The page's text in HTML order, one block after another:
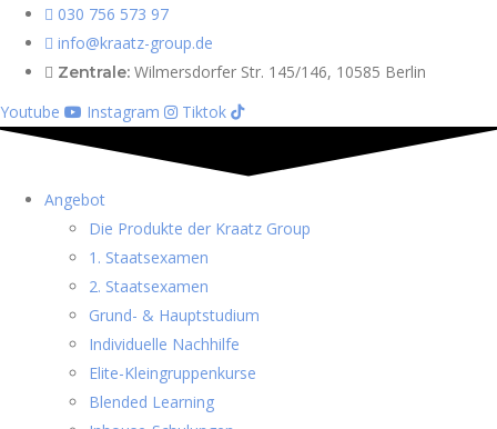
030 756 573 97
info@kraatz-group.de
Zentrale: Wilmersdorfer Str. 145/146, 10585 Berlin
Youtube
Instagram Tiktok
Angebot
Die Produkte der Kraatz Group
1. Staatsexamen
2. Staatsexamen
Grund- & Hauptstudium
Individuelle Nachhilfe
Elite-Kleingruppenkurse
Blended Learning